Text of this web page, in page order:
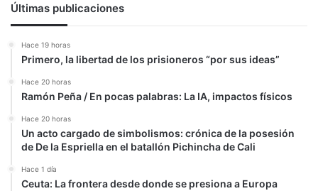
Últimas publicaciones
Hace 19 horas
Primero, la libertad de los prisioneros “por sus ideas”
Hace 20 horas
Ramón Peña / En pocas palabras: La IA, impactos físicos
Hace 20 horas
Un acto cargado de simbolismos: crónica de la posesión
de De la Espriella en el batallón Pichincha de Cali
Hace 1 día
Ceuta: La frontera desde donde se presiona a Europa